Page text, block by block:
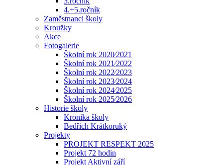
4.+5.ročník
Zaměstnanci školy
Kroužky
Akce
Fotogalerie
Školní rok 2020⁄2021
Školní rok 2021⁄2022
Školní rok 2022⁄2023
Školní rok 2023⁄2024
Školní rok 2024⁄2025
Školní rok 2025⁄2026
Historie školy
Kronika školy
Bedřich Krátkoruký
Projekty
PROJEKT RESPEKT 2025
Projekt 72 hodin
Projekt Aktivní září